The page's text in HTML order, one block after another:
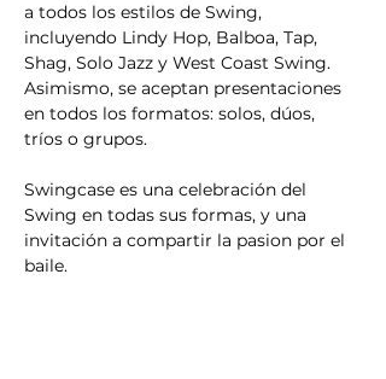
a todos los estilos de Swing,
incluyendo Lindy Hop, Balboa, Tap,
Shag, Solo Jazz y West Coast Swing.
Asimismo, se aceptan presentaciones
en todos los formatos: solos, dúos,
tríos o grupos.
Swingcase es una celebración del
Swing en todas sus formas, y una
invitación a compartir la pasion por el
baile.